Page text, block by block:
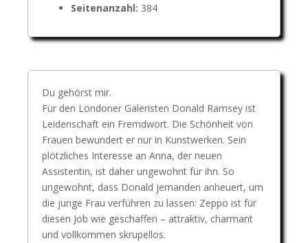
Seitenanzahl: 384
Du gehörst mir.
Für den Londoner Galeristen Donald Ramsey ist
Leidenschaft ein Fremdwort. Die Schönheit von
Frauen bewundert er nur in Kunstwerken. Sein
plötzliches Interesse an Anna, der neuen
Assistentin, ist daher ungewohnt für ihn. So
ungewohnt, dass Donald jemanden anheuert, um
die junge Frau verführen zu lassen: Zeppo ist für
diesen Job wie geschaffen – attraktiv, charmant
und vollkommen skrupellos.